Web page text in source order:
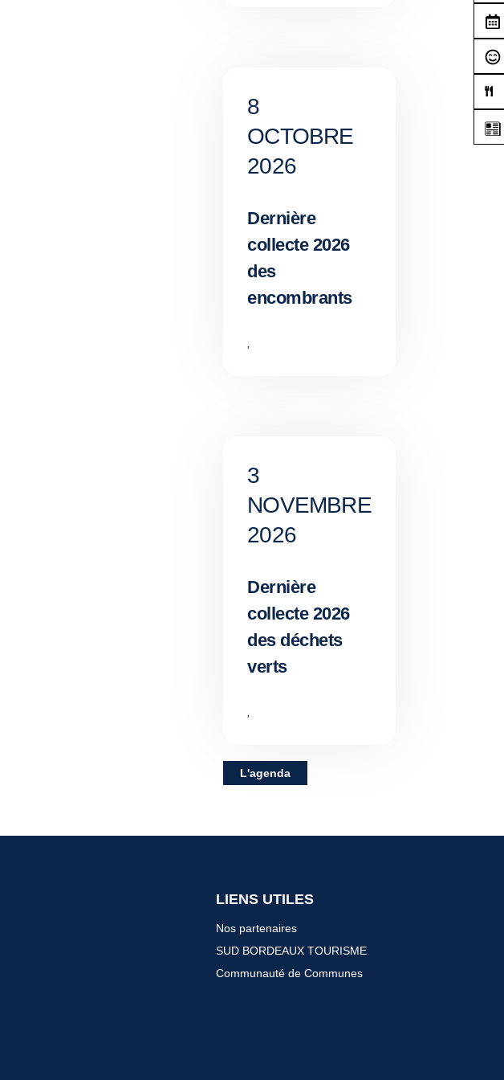
8
OCTOBRE
2026
Dernière
collecte 2026
des
encombrants
3
NOVEMBRE
2026
Dernière
collecte 2026
des déchets
verts
L'agenda
LIENS UTILES
Nos partenaires
SUD BORDEAUX TOURISME
Communauté de Communes